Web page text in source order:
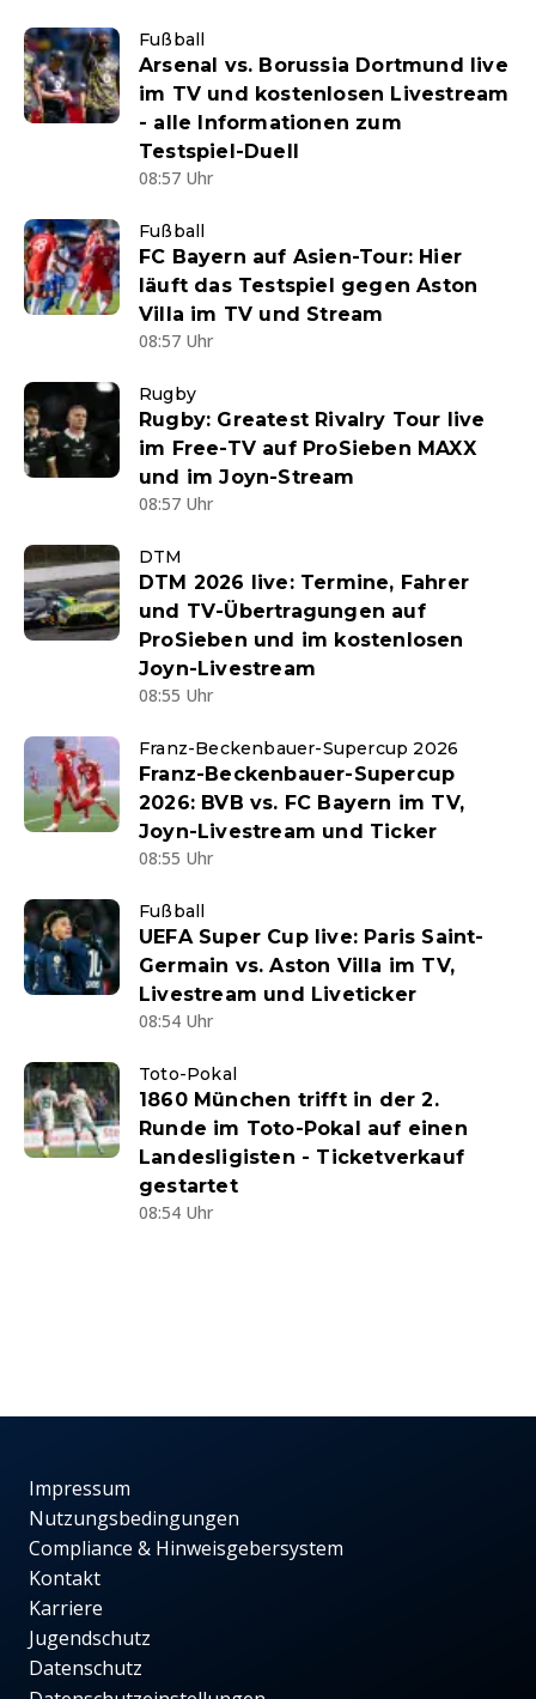
Fußball
Arsenal vs. Borussia Dortmund live
im TV und kostenlosen Livestream
- alle Informationen zum
Testspiel-Duell
08:57 Uhr
Fußball
FC Bayern auf Asien-Tour: Hier
läuft das Testspiel gegen Aston
Villa im TV und Stream
08:57 Uhr
Rugby
Rugby: Greatest Rivalry Tour live
im Free-TV auf ProSieben MAXX
und im Joyn-Stream
08:57 Uhr
DTM
DTM 2026 live: Termine, Fahrer
und TV-Übertragungen auf
ProSieben und im kostenlosen
Joyn-Livestream
08:55 Uhr
Franz-Beckenbauer-Supercup 2026
Franz-Beckenbauer-Supercup
2026: BVB vs. FC Bayern im TV,
Joyn-Livestream und Ticker
08:55 Uhr
Fußball
UEFA Super Cup live: Paris Saint-
Germain vs. Aston Villa im TV,
Livestream und Liveticker
08:54 Uhr
Toto-Pokal
1860 München trifft in der 2.
Runde im Toto-Pokal auf einen
Landesligisten - Ticketverkauf
gestartet
08:54 Uhr
Impressum
Nutzungsbedingungen
Compliance & Hinweisgebersystem
Kontakt
Karriere
Jugendschutz
Datenschutz